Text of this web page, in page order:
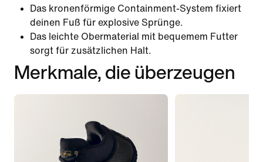
Das kronenförmige Containment-System fixiert
deinen Fuß für explosive Sprünge.
Das leichte Obermaterial mit bequemem Futter
sorgt für zusätzlichen Halt.
Merkmale, die überzeugen